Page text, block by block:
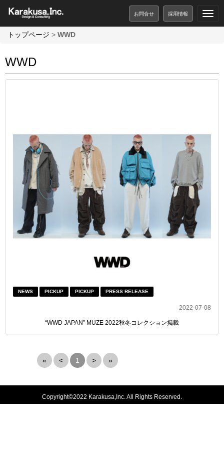
採用情報
お問合せ
トップページ > WWD
WWD
NEWS PICKUP PICKUP PRESS RELEASE
2022-07-08
“WWD JAPAN” MUZE 2022秋冬コレクション掲載
« < 1 > »
Copyright©2022 Karakusa,Inc. All Rights Reserved.